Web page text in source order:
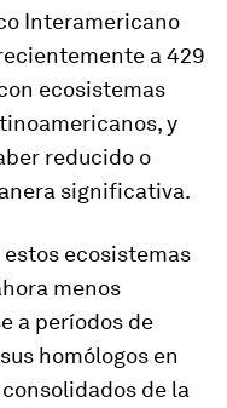
Interamericano
a 429
ecosistemas
y
reducido o
significativa.
ecosistemas
menos
a períodos de
homólogos en
de la